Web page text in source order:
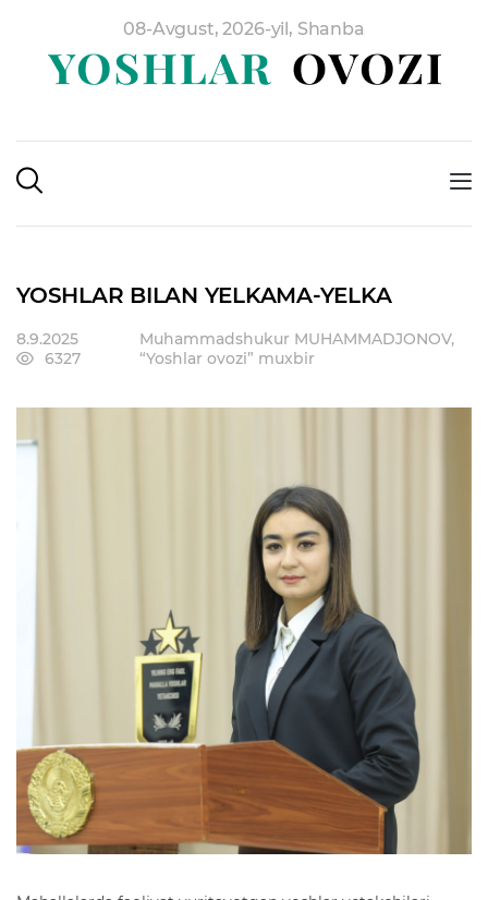
08-Avgust, 2026-yil, Shanba
YOSHLAR BILAN YELKAMA-YELKA
8.9.2025
6327
Muhammadshukur MUHAMMADJONOV,
“Yoshlar ovozi” muxbir